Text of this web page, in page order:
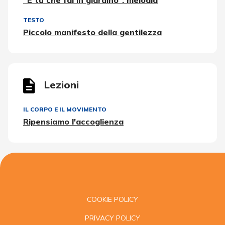
TESTO
Piccolo manifesto della gentilezza
Lezioni
IL CORPO E IL MOVIMENTO
Ripensiamo l'accoglienza
COOKIE POLICY
PRIVACY POLICY